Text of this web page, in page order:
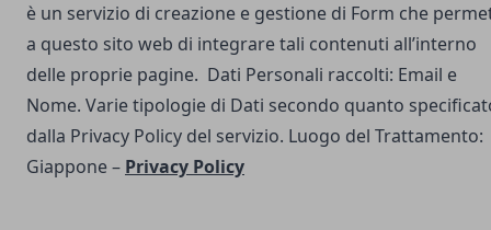
è un servizio di creazione e gestione di Form che
a questo sito web di integrare tali contenuti all’interno
delle proprie pagine. Dati Personali raccolti: Email e
Nome. Varie tipologie di Dati secondo quanto
dalla Privacy Policy del servizio. Luogo del Trattamento:
Giappone – Privacy Policy